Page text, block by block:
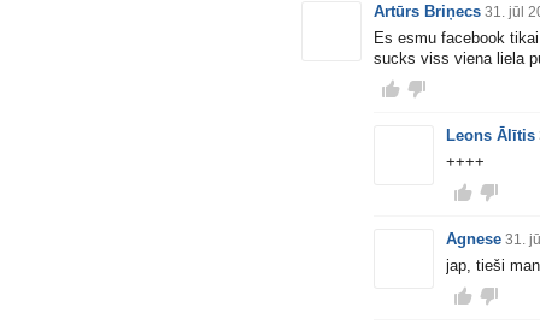
Artūrs Briņecs 31. jūl
Es esmu facebook
sucks viss viena liela
Leons Ālītis
++++
Agnese 31.
jap, tieši